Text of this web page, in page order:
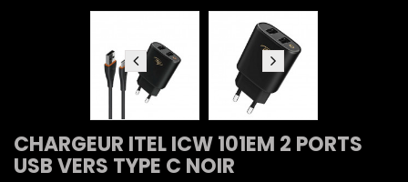
CHARGEUR ITEL ICW 101EM 2 PORTS
USB VERS TYPE C NOIR